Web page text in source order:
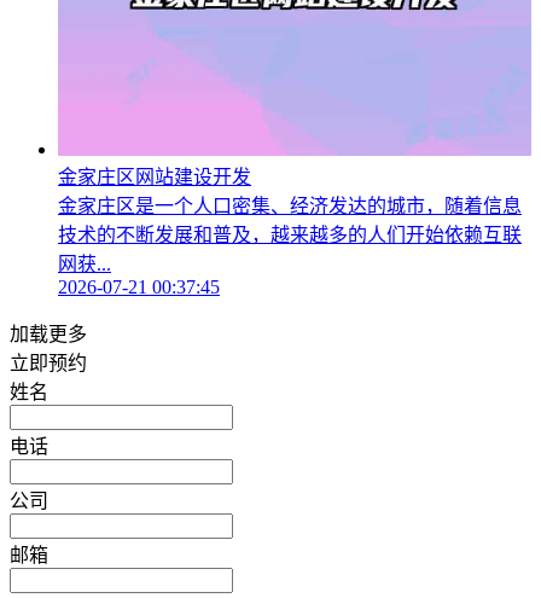
金家庄区网站建设开发
金家庄区是一个人口密集、经济发达的城市，随着信息
技术的不断发展和普及，越来越多的人们开始依赖互联
网获...
2026-07-21 00:37:45
加载更多
立即预约
姓名
电话
公司
邮箱